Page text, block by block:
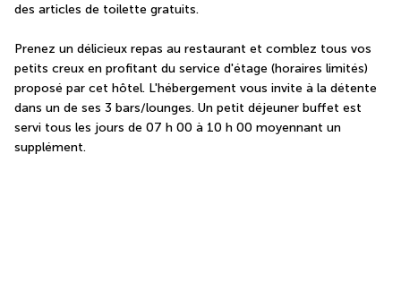
des articles de toilette gratuits.
Prenez un délicieux repas au restaurant et comblez tous vos
petits creux en profitant du service d'étage (horaires limités)
proposé par cet hôtel. L'hébergement vous invite à la détente
dans un de ses 3 bars/lounges. Un petit déjeuner buffet est
servi tous les jours de 07 h 00 à 10 h 00 moyennant un
supplément.